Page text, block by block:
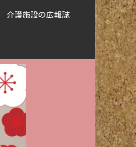
介護施設の広報誌